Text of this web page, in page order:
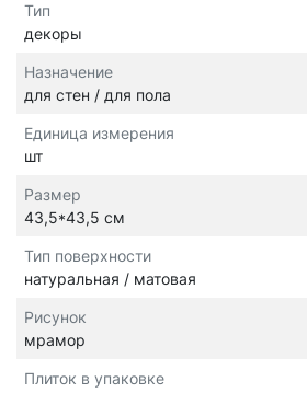
Тип
декоры
Назначение
для стен / для пола
Единица измерения
шт
Размер
43,5*43,5 см
Тип поверхности
натуральная / матовая
Рисунок
мрамор
Плиток в упаковке